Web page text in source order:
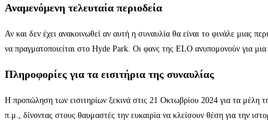
Αναμενόμενη τελευταία περιοδεία
Αν και δεν έχει ανακοινωθεί αν αυτή η συναυλία θα είναι το φινάλε μιας
να πραγματοποιείται στο Hyde Park. Οι φανς της ELO ανυπομονούν για
Πληροφορίες για τα εισιτήρια της συναυλίας
Η προπώληση των εισιτηρίων ξεκινά στις 21 Οκτωβρίου 2024 για τα μέλη
π.μ., δίνοντας στους θαυμαστές την ευκαιρία να κλείσουν θέση για την